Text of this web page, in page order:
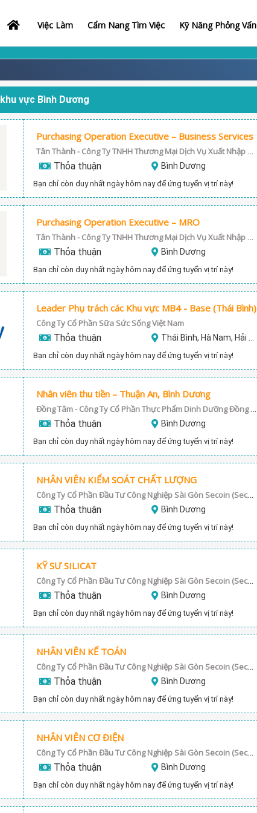
Việc Làm Cẩm Nang Tìm Việc Kỹ Năng Phỏng Vấn
khu vực Bình Dương
Purchasing Operation Executive – Business Services
Tân Thành - Công Ty TNHH Thương Mại Dịch Vụ Xuất Nhập Khẩu-PKD
Thỏa thuận
Bình Dương
Bạn chỉ còn duy nhất ngày hôm nay để ứng tuyển vị trí này!
Purchasing Operation Executive – MRO
Tân Thành - Công Ty TNHH Thương Mại Dịch Vụ Xuất Nhập Khẩu-PKD
Thỏa thuận
Bình Dương
Bạn chỉ còn duy nhất ngày hôm nay để ứng tuyển vị trí này!
Leader Phụ trách các Khu vực MB4 - Base (Thái Bình)
Công Ty Cổ Phần Sữa Sức Sống Việt Nam
Thỏa thuận Thái Bình, Hà Nam, Hải Phòng, Nam Định
Bạn chỉ còn duy nhất ngày hôm nay để ứng tuyển vị trí này!
Nhân viên thu tiền – Thuận An, Bình Dương
Đồng Tâm - Công Ty Cổ Phần Thực Phẩm Dinh Dưỡng Đồng Tâm
Thỏa thuận
Bình Dương
Bạn chỉ còn duy nhất ngày hôm nay để ứng tuyển vị trí này!
NHÂN VIÊN KIỂM SOÁT CHẤT LƯỢNG
Công Ty Cổ Phần Đầu Tư Công Nghiệp Sài Gòn Secoin (Secoin Sai gon JSC)
Thỏa thuận
Bình Dương
Bạn chỉ còn duy nhất ngày hôm nay để ứng tuyển vị trí này!
KỸ SƯ SILICAT
Công Ty Cổ Phần Đầu Tư Công Nghiệp Sài Gòn Secoin (Secoin Sai gon JSC)
Thỏa thuận
Bình Dương
Bạn chỉ còn duy nhất ngày hôm nay để ứng tuyển vị trí này!
NHÂN VIÊN KẾ TOÁN
Công Ty Cổ Phần Đầu Tư Công Nghiệp Sài Gòn Secoin (Secoin Sai gon JSC)
Thỏa thuận
Bình Dương
Bạn chỉ còn duy nhất ngày hôm nay để ứng tuyển vị trí này!
NHÂN VIÊN CƠ ĐIỆN
Công Ty Cổ Phần Đầu Tư Công Nghiệp Sài Gòn Secoin (Secoin Sai gon JSC)
Thỏa thuận
Bình Dương
Bạn chỉ còn duy nhất ngày hôm nay để ứng tuyển vị trí này!